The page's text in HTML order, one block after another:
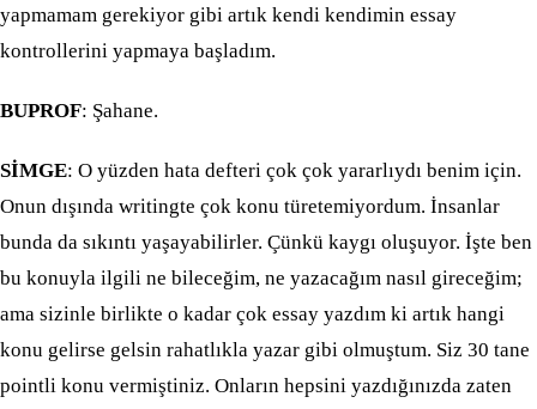
yapmamam gerekiyor gibi artık kendi kendimin essay
kontrollerini yapmaya başladım.
BUPROF: Şahane.
SİMGE: O yüzden hata defteri çok çok yararlıydı benim için.
Onun dışında writingte çok konu türetemiyordum. İnsanlar
bunda da sıkıntı yaşayabilirler. Çünkü kaygı oluşuyor. İşte ben
bu konuyla ilgili ne bileceğim, ne yazacağım nasıl gireceğim;
ama sizinle birlikte o kadar çok essay yazdım ki artık hangi
konu gelirse gelsin rahatlıkla yazar gibi olmuştum. Siz 30 tane
pointli konu vermiştiniz. Onların hepsini yazdığınızda zaten